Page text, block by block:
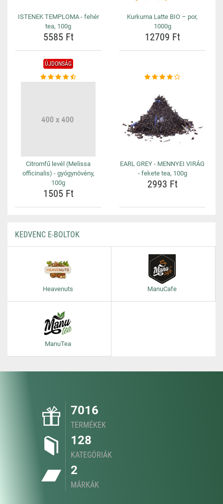
ISTENEK TEMPLOMA - fehér
tea, 100g
5585 Ft
Kurkuma Latte BIO – por,
1000g
12709 Ft
ÚJDONSÁG
Citromfű levél (Melissa
officinalis) - gyógynövény,
100g
1505 Ft
EARL GREY - MENNYEI VIRÁG
- fekete tea, 100g
2993 Ft
KEDVENC E-BOLTOK
Heavenuts ManuCafe
ManuTea
7016
TERMÉKEK
128
KATEGÓRIÁK
2
MÁRKÁK